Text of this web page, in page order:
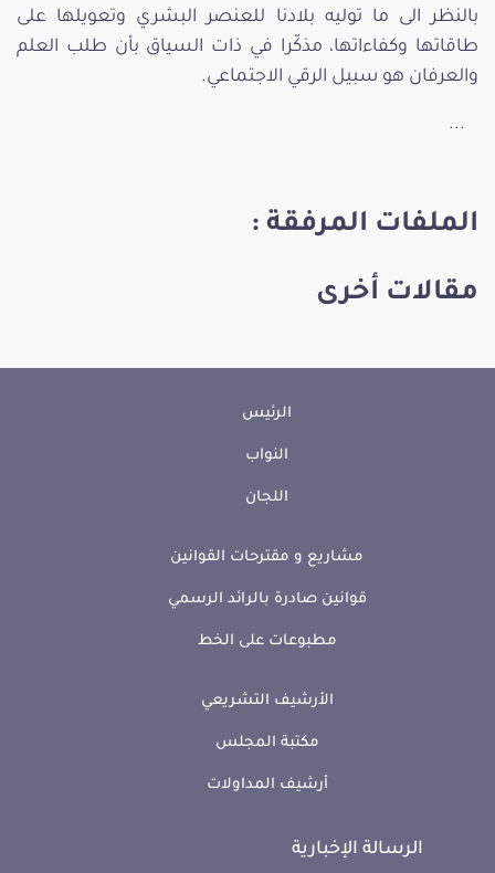
بالنظر الى ما توليه بلادنا للعنصر البشري وتعويلها على
طاقاتها وكفاءاتها، مذكّرا في ذات السياق بأن طلب العلم
والعرفان هو سبيل الرقي الاجتماعي.
...
الملفات المرفقة :
مقالات أخرى
الرئيس
النواب
اللجان
مشاريع و مقترحات القوانين
قوانين صادرة بالرائد الرسمي
مطبوعات على الخط
الأرشيف التشريعي
مكتبة المجلس
أرشيف المداولات
الرسالة الإخبارية